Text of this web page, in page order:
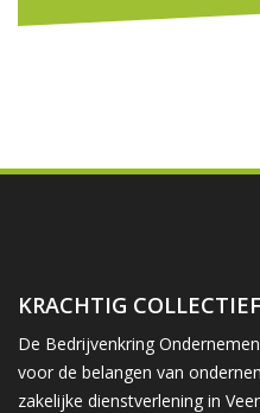
KRACHTIG COLLECTIEF
De Bedrijvenkring
voor de belangen van
zakelijke dienstverlening in